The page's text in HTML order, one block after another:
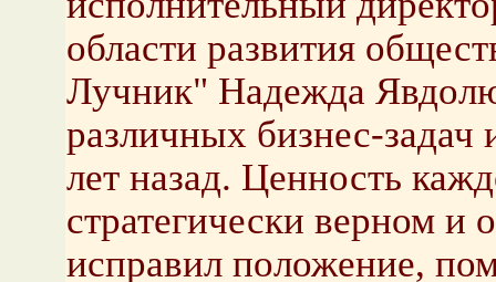
области развития
Лучник" Надежда
различных бизнес-задач
лет назад. Ценность
стратегически верном и
исправил положение,